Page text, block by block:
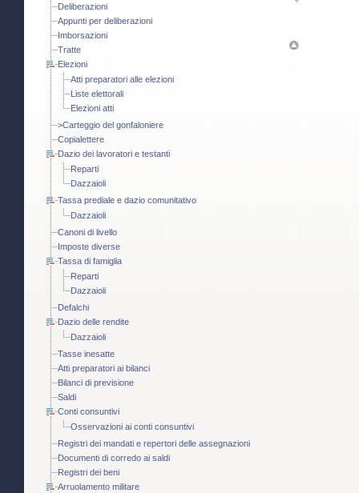
Deliberazioni
Appunti per deliberazioni
Imborsazioni
Tratte
Elezioni
Atti preparatori alle elezioni
Liste elettorali
Elezioni atti
>Carteggio del gonfaloniere
Copialettere
Dazio dei lavoratori e testanti
Reparti
Dazzaioli
Tassa prediale e dazio comunitativo
Dazzaioli
Canoni di livello
Imposte diverse
Tassa di famiglia
Reparti
Dazzaioli
Defalchi
Dazio delle rendite
Dazzaioli
Tasse inesatte
Atti preparatori ai bilanci
Bilanci di previsione
Saldi
Conti consuntivi
Osservazioni ai conti consuntivi
Registri dei mandati e repertori delle assegnazioni
Documenti di corredo ai saldi
Registri dei beni
Arruolamento militare